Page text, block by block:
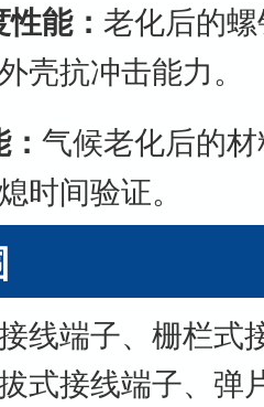
性能：老化后的
壳抗冲击能力。
：气候老化后的
时间验证。
线端子、栅栏式
式接线端子、弹